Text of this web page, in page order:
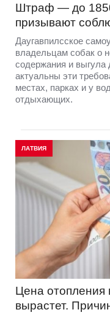
Штраф — до
призывают
Даугавпилсское
владельцам собак о
содержания и
актуальны эти
местах, парках и у
отдыхающих.
ЛАТВИЯ
Цена отопления
вырастет.